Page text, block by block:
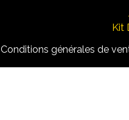
Kit
Conditions générales de